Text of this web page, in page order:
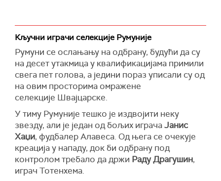
Кључни играчи селекције Румуније
Румуни се ослањању на одбрану, будући да су
на десет утакмица у квалификацијама примили
свега пет голова, а једини пораз уписали су од
на овим просторима омражене
селекције Швајцарске.
У тиму Румуније тешко је издвојити неку
звезду, али је један од бољих играчаЈанис
Хаџи, фудбалер Алавеса. Од њега се очекује
креација у нападу, док би одбрану под
контролом требало да држи Раду Драгушин,
играч Тотенхема.